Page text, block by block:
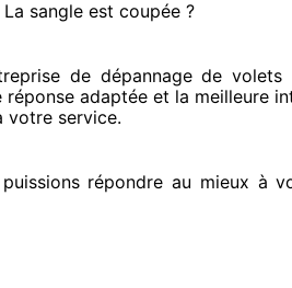
La sangle est coupée ?
de dépannage de volets
réponse adaptéeet la meilleure
votre service.
répondre au mieux à